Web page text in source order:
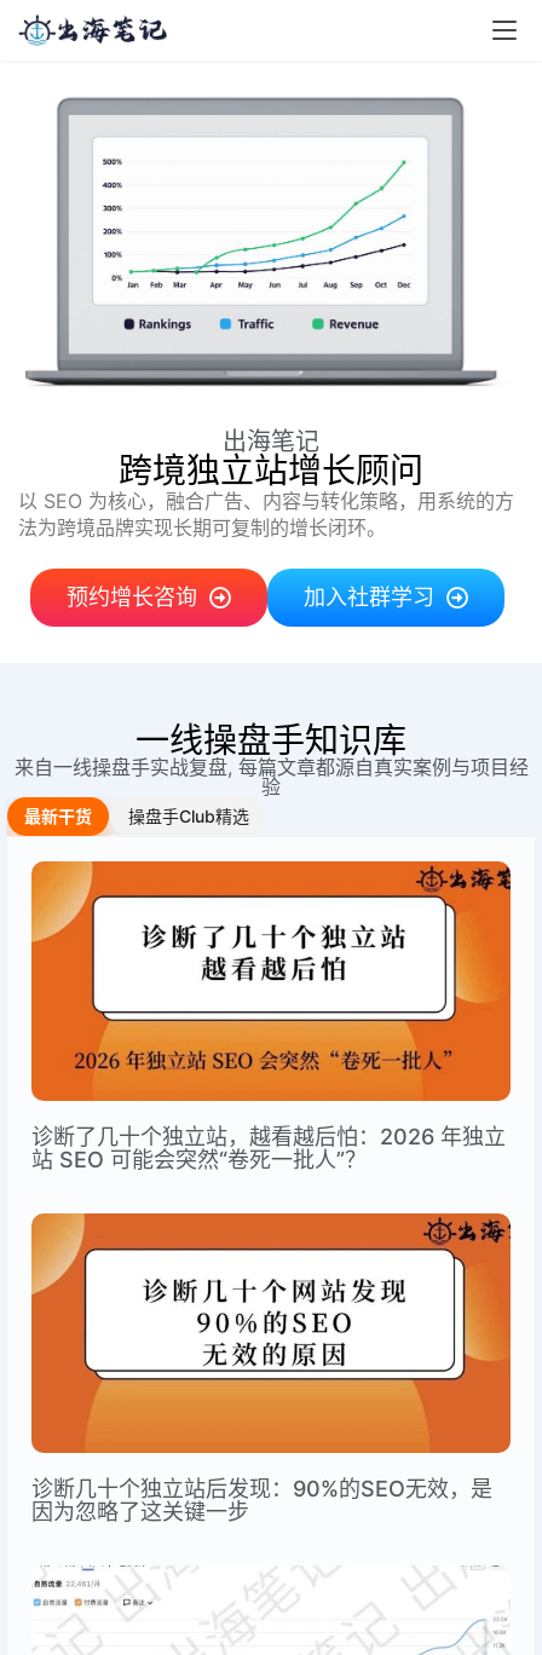
出海笔记
跨境独立站增长顾问
以 SEO 为核心，融合广告、内容与转化策略，用系统的方
法为跨境品牌实现长期可复制的增长闭环。
预约增长咨询 加入社群学习
一线操盘手知识库
来自一线操盘手实战复盘, 每篇文章都源自真实案例与项目经
验
最新干货 操盘手Club精选
诊断了几十个独立站，越看越后怕：2026 年独立
站 SEO 可能会突然“卷死一批人”？
诊断几十个独立站后发现：90%的SEO无效，是
因为忽略了这关键一步